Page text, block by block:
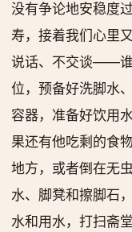
没有争论地安稳度
寿，接着我们心里
说话、不交谈——谁
位，预备好洗脚水
容器，准备好饮用
果还有他吃剩的食
地方，或者倒在无
水、脚凳和擦脚石
水和用水，打扫斋